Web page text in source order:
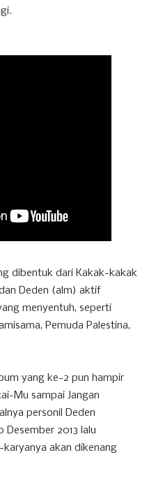
dibentuk dari Kakak-kakak
Deden (alm) aktif
menyentuh, seperti
Pemuda Palestina,
yang ke-2 pun hampir
Mu sampai Jangan
personil Deden
Desember 2013 lalu
akan dikenang